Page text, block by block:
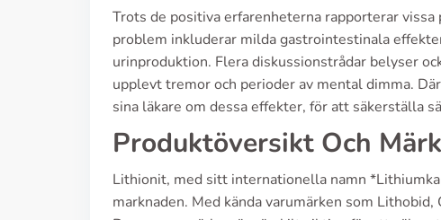
Trots de positiva erfarenheterna rapporterar
problem inkluderar milda gastrointestinala
urinproduktion. Flera diskussionstrådar belyser
upplevt tremor och perioder av mental dimma.
sina läkare om dessa effekter, för att säkerställa
Produktöversikt Och
Lithionit, med sitt internationella namn
marknaden. Med kända varumärken som